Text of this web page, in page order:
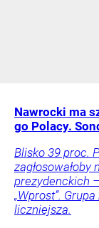
Nawrocki ma
go Polacy.
Blisko 39 proc.
prezydenckich
„Wprost”.
liczniejsza.